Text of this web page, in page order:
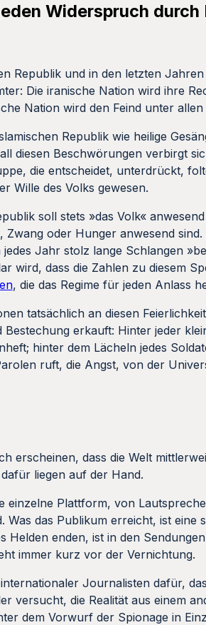
Widerspruch
Republik und in den letzten
Die iranische Nation wird ihre
Nation wird den Feind unter allen
Republik wie heilige
diesen Beschwörungen verbirgt
die entscheidet, unterdrückt,
Wille des Volks gewesen.
soll stets »das Volk«
oder Hunger anwesend
Jahr stolz lange Schlangen
wird, dass die Zahlen zu diesem
, die das Regime für jeden Anlass
tatsächlich an diesen
erkauft: Hinter jeder
hinter dem Lächeln jedes
ruft, die Angst, von der
erscheinen, dass die Welt
liegen auf der Hand.
einzelne Plattform, von
Was das Publikum erreicht, ist eine
Helden enden, ist in den
immer kurz vor der Vernichtung.
Journalisten dafür,
versucht, die Realität aus einem
dem Vorwurf der Spionage in